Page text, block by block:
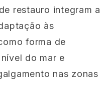
restauro integram a
às
forma de
do mar e
nas zonas